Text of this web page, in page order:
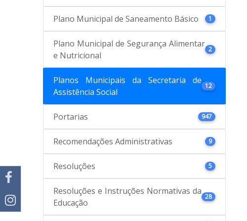
Plano Municipal de Saneamento Básico 1
Plano Municipal de Segurança Alimentar
e Nutricional
2
Planos Municipais da Secretaria de
Assistência Social
12
Portarias 947
Recomendações Administrativas 9
Resoluções 5
Resoluções e Instruções Normativas da
Educação
28